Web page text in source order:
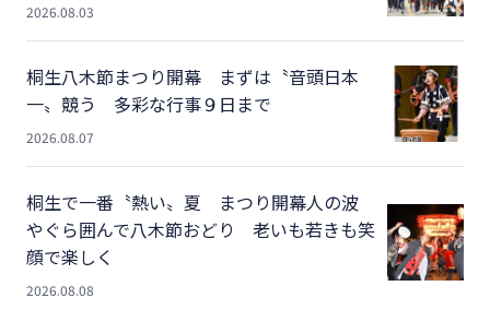
2026.08.03
桐生八木節まつり開幕 まずは〝音頭日本
一〟競う 多彩な行事９日まで
2026.08.07
桐生で一番〝熱い〟夏 まつり開幕人の波
やぐら囲んで八木節おどり 老いも若きも笑
顔で楽しく
2026.08.08